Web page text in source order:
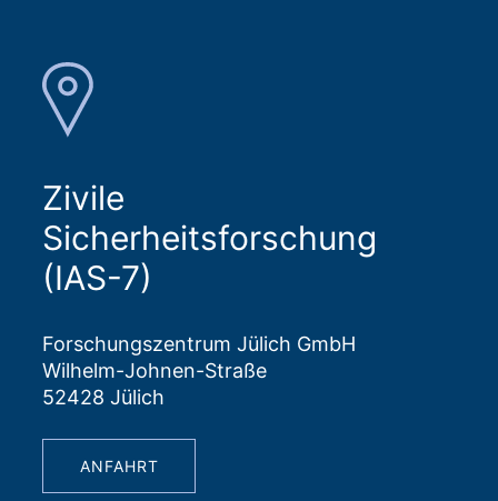
Zivile
Sicherheitsforschung
(IAS-7)
Forschungszentrum Jülich GmbH
Wilhelm-Johnen-Straße
52428 Jülich
ANFAHRT